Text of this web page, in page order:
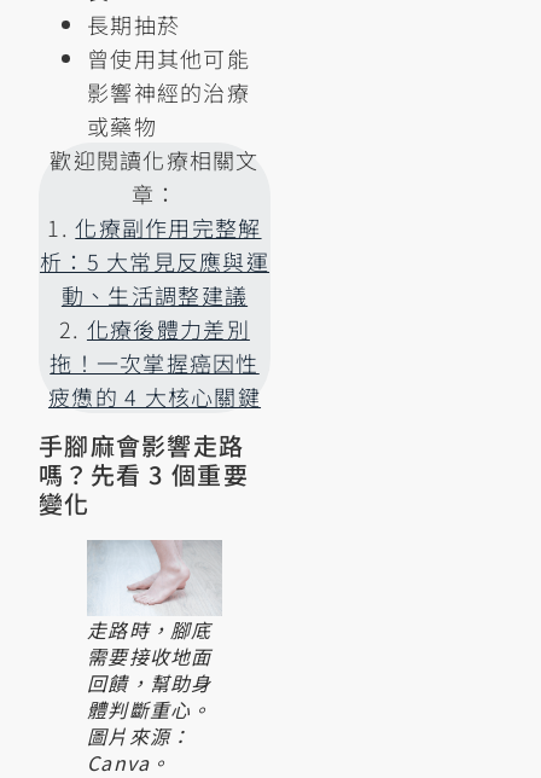
長期抽菸
曾使用其他可能
影響神經的治療
或藥物
歡迎閱讀化療相關文
章：
1.化療副作用完整解
析：5 大常見反應與運
動、生活調整建議
2. 化療後體力差別
拖！一次掌握癌因性
疲憊的 4 大核心關鍵
手腳麻會影響走路
嗎？先看 3 個重要
變化
走路時，腳底
需要接收地面
回饋，幫助身
體判斷重心。
圖片來源：
Canva。